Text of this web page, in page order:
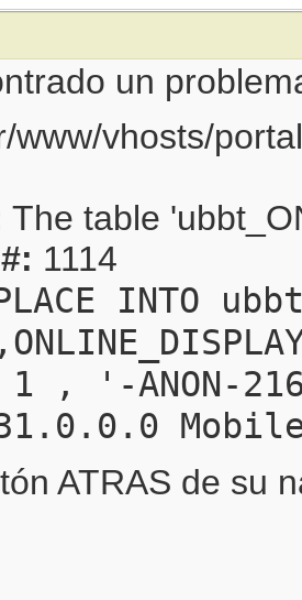
un
www/vhosts/
The table
1114
INTO
( 1 , '-
ATRAS de su